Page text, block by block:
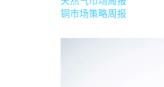
铜市场策略周报